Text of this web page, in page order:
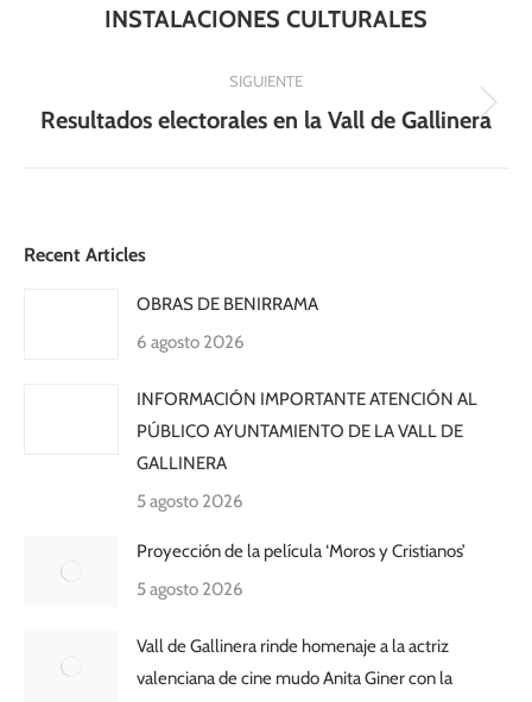
INSTALACIONES CULTURALES
SIGUIENTE
Publicación
Resultados electorales en la Vall de Gallinera
Recent Articles
OBRAS DE BENIRRAMA
6 agosto 2026
INFORMACIÓN IMPORTANTE ATENCIÓN AL
PÚBLICO AYUNTAMIENTO DE LA VALL DE
GALLINERA
5 agosto 2026
Proyección de la película ‘Moros y Cristianos’
5 agosto 2026
Vall de Gallinera rinde homenaje a la actriz
valenciana de cine mudo Anita Giner con la